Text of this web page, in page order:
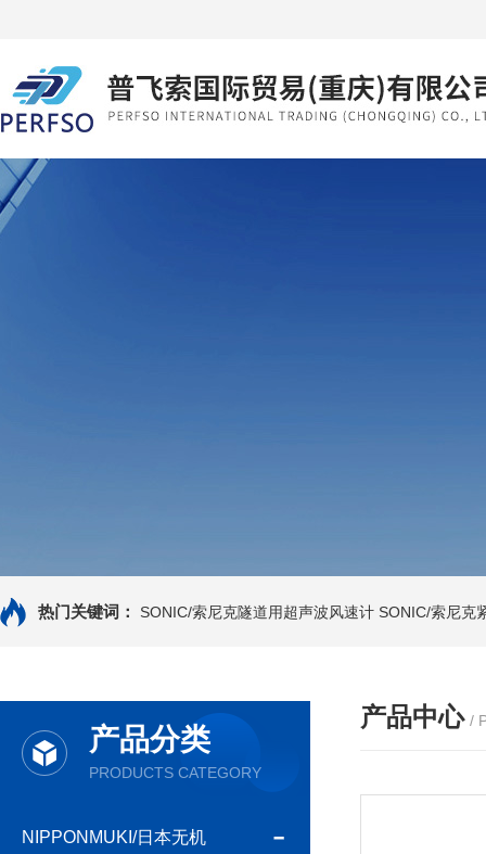
热门关键词： SONIC/索尼克隧道用超声波风速计 SONIC/索尼克
产品分类
PRODUCTS CATEGORY
NIPPONMUKI/日本无机
产品中心 /